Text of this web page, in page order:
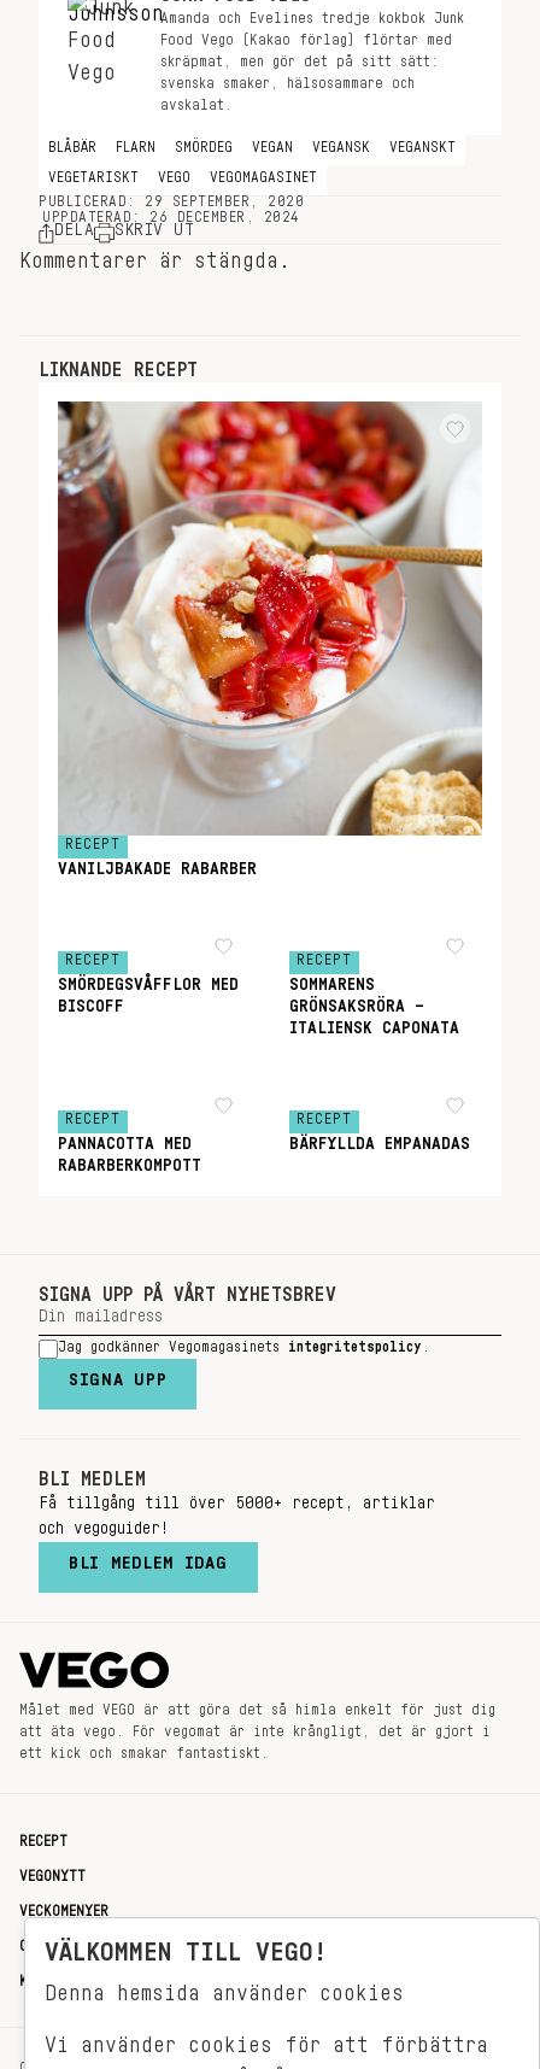
Amanda och Evelines tredje kokbok Junk
Food Vego (Kakao förlag) flörtar med
skräpmat, men gör det på sitt sätt:
svenska smaker, hälsosammare och
avskalat.
BLÅBÄR FLARN SMÖRDEG VEGAN VEGANSK VEGANSKT
VEGETARISKT VEGO
VEGOMAGASINET
PUBLICERAD: 29 SEPTEMBER, 2020
UPPDATERAD: 26 DECEMBER, 2024
DELA SKRIV UT
Kommentarer är stängda.
LIKNANDE RECEPT
RECEPT
VANILJBAKADE RABARBER
RECEPT
SMÖRDEGSVÅFFLOR MED
BISCOFF
RECEPT
SOMMARENS
GRÖNSAKSRÖRA –
ITALIENSK CAPONATA
RECEPT
PANNACOTTA MED
RABARBERKOMPOTT
RECEPT
BÄRFYLLDA EMPANADAS
SIGNA UPP PÅ VÅRT NYHETSBREV
Jag godkänner Vegomagasinets integritetspolicy
SIGNA UPP
BLI MEDLEM
Få tillgång till över 5000+ recept, artiklar
och vegoguider!
BLI MEDLEM IDAG
Målet med VEGO är att göra det så himla enkelt för just dig
att äta vego. För vegomat är inte krångligt, det är gjort i
ett kick och smakar fantastiskt.
RECEPT
VEGONYTT
VECKOMENYER
OM OSS
KONTAKT
VÄLKOMMEN TILL VEGO!
Denna hemsida använder cookies
Vi använder cookies för att förbättra